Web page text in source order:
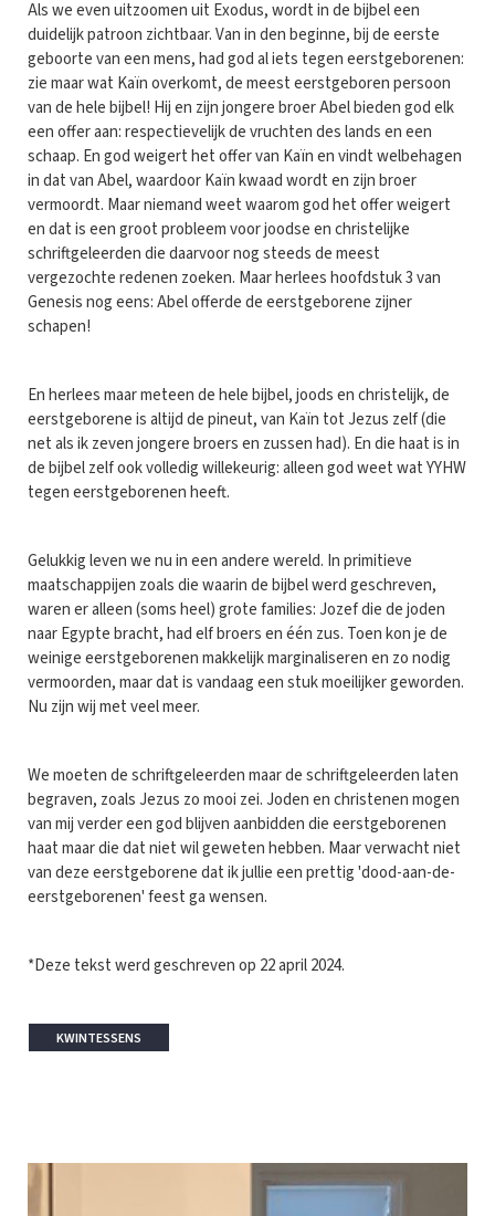
Als we even uitzoomen uit Exodus, wordt in de bijbel een
duidelijk patroon zichtbaar. Van in den beginne, bij de eerste
geboorte van een mens, had god al iets tegen eerstgeborenen:
zie maar wat Kaïn overkomt, de meest eerstgeboren persoon
van de hele bijbel! Hij en zijn jongere broer Abel bieden god elk
een offer aan: respectievelijk de vruchten des lands en een
schaap. En god weigert het offer van Kaïn en vindt welbehagen
in dat van Abel, waardoor Kaïn kwaad wordt en zijn broer
vermoordt. Maar niemand weet waarom god het offer weigert
en dat is een groot probleem voor joodse en christelijke
schriftgeleerden die daarvoor nog steeds de meest
vergezochte redenen zoeken. Maar herlees hoofdstuk 3 van
Genesis nog eens: Abel offerde de eerstgeborene zijner
schapen!
En herlees maar meteen de hele bijbel, joods en christelijk, de
eerstgeborene is altijd de pineut, van Kaïn tot Jezus zelf (die
net als ik zeven jongere broers en zussen had). En die haat is in
de bijbel zelf ook volledig willekeurig: alleen god weet wat YYHW
tegen eerstgeborenen heeft.
Gelukkig leven we nu in een andere wereld. In primitieve
maatschappijen zoals die waarin de bijbel werd geschreven,
waren er alleen (soms heel) grote families: Jozef die de joden
naar Egypte bracht, had elf broers en één zus. Toen kon je de
weinige eerstgeborenen makkelijk marginaliseren en zo nodig
vermoorden, maar dat is vandaag een stuk moeilijker geworden.
Nu zijn wij met veel meer.
We moeten de schriftgeleerden maar de schriftgeleerden laten
begraven, zoals Jezus zo mooi zei. Joden en christenen mogen
van mij verder een god blijven aanbidden die eerstgeborenen
haat maar die dat niet wil geweten hebben. Maar verwacht niet
van deze eerstgeborene dat ik jullie een prettig 'dood-aan-de-
eerstgeborenen' feest ga wensen.
*Deze tekst werd geschreven op 22 april 2024.
KWINTESSENS